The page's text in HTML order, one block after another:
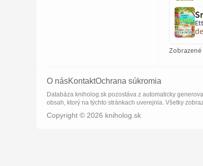
O násKontaktOchrana súkromia
Databáza kniholog.sk pozostáva z automaticky
obsah, ktorý na týchto stránkach uverejnia. Všetky
Copyright © 2026 kniholog.sk